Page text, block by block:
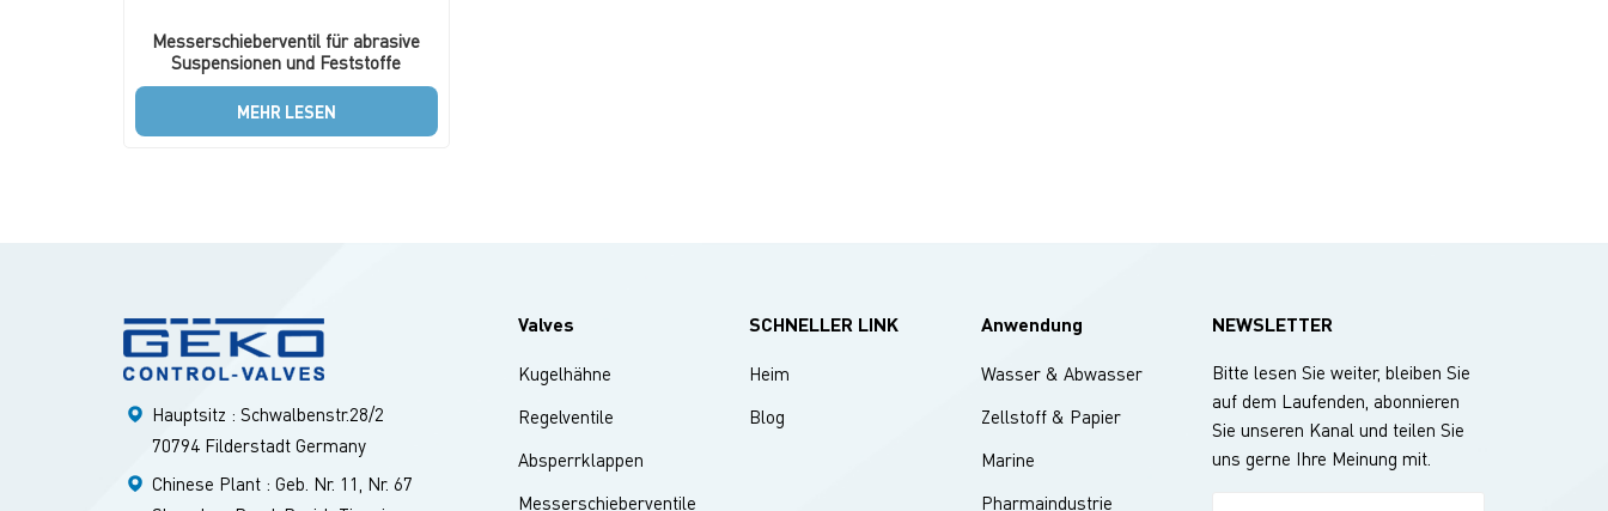
Messerschieberventil für abrasive
Suspensionen und Feststoffe
MEHR LESEN
Hauptsitz : Schwalbenstr.28/2
70794 Filderstadt Germany
Chinese Plant : Geb. Nr. 11, Nr. 67
Valves
Kugelhähne
Regelventile
Absperrklappen
Messerschieberventile
SCHNELLER LINK
Heim
Blog
Anwendung
Wasser & Abwasser
Zellstoff & Papier
Marine
Pharmaindustrie
NEWSLETTER
Bitte lesen Sie weiter, bleiben Sie
auf dem Laufenden, abonnieren
Sie unseren Kanal und teilen Sie
uns gerne Ihre Meinung mit.